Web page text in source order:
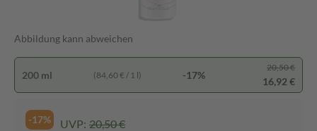
Abbildung kann abweichen
200 ml (84,60 € / 1 l) -17%
20,50 €
16,92 €
-17% UVP: 20,50 €